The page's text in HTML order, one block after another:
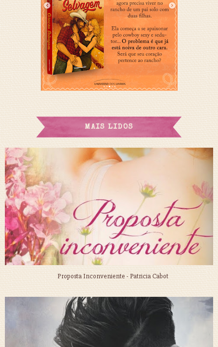
MAIS LIDOS
Proposta Inconveniente - Patricia Cabot